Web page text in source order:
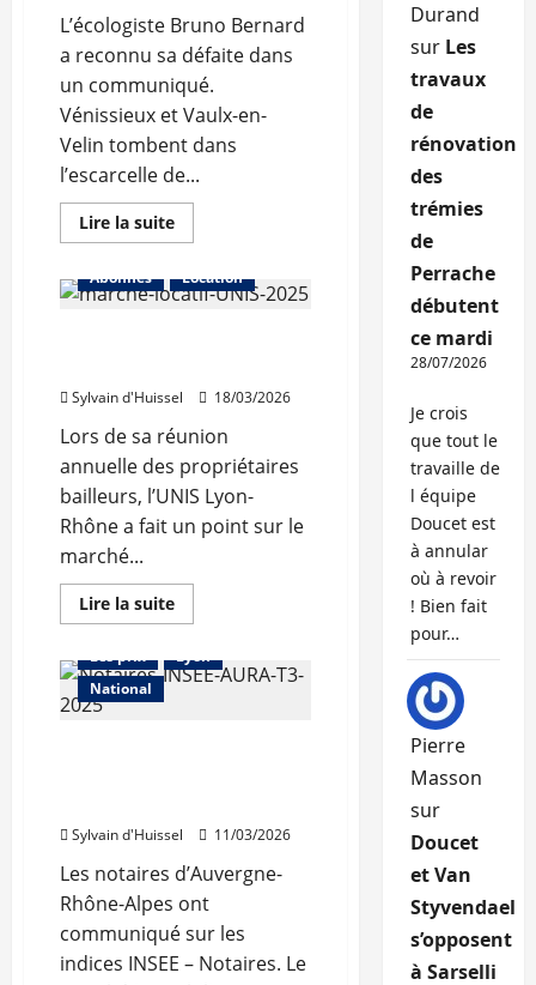
L’écologiste Bruno Bernard
a reconnu sa défaite dans
un communiqué.
Vénissieux et Vaulx-en-
Velin tombent dans
l’escarcelle de...
Lire la suiteEn
savoir
Doucet
vainqueur
la
Métropole
Abonnés Location
Sylvain d'Huissel 18/03/2026
Lors de sa réunion
annuelle des propriétaires
bailleurs, l’UNIS Lyon-
Rhône a fait un point sur le
marché...
Lire la suiteEn
savoir
Un
marché
Abonnés
Auvergne-Rhône-Alpes
Les prix
Lyon
National
Sylvain d'Huissel 11/03/2026
Les notaires d’Auvergne-
Rhône-Alpes ont
communiqué sur les
indices INSEE – Notaires. Le
Durand
sur Les
travaux
de
rénovation
des
trémies
de
Perrache
débutent
ce mardi
28/07/2026
Je crois
que tout le
travaille de
l équipe
Doucet est
à annular
où à revoir
! Bien fait
pour…
Pierre
Masson
sur
Doucet
et Van
Styvendael
s’opposent
à Sarselli